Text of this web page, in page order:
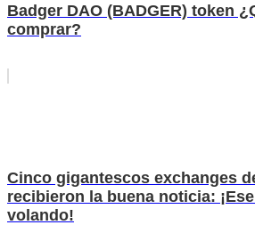
Badger DAO (BADGER) token
comprar?
Cinco gigantescos exchanges
recibieron la buena noticia:
volando!